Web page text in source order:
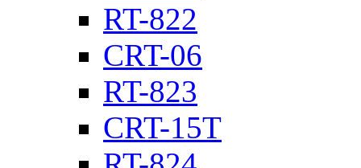
RT-822
CRT-06
RT-823
CRT-15T